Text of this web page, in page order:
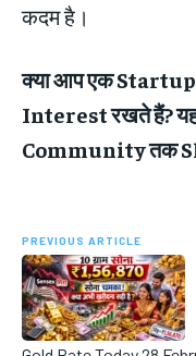
कदम है।
क्या आप एक
Interest रखते हैं?
Community तक
PREVIOUS ARTICLE